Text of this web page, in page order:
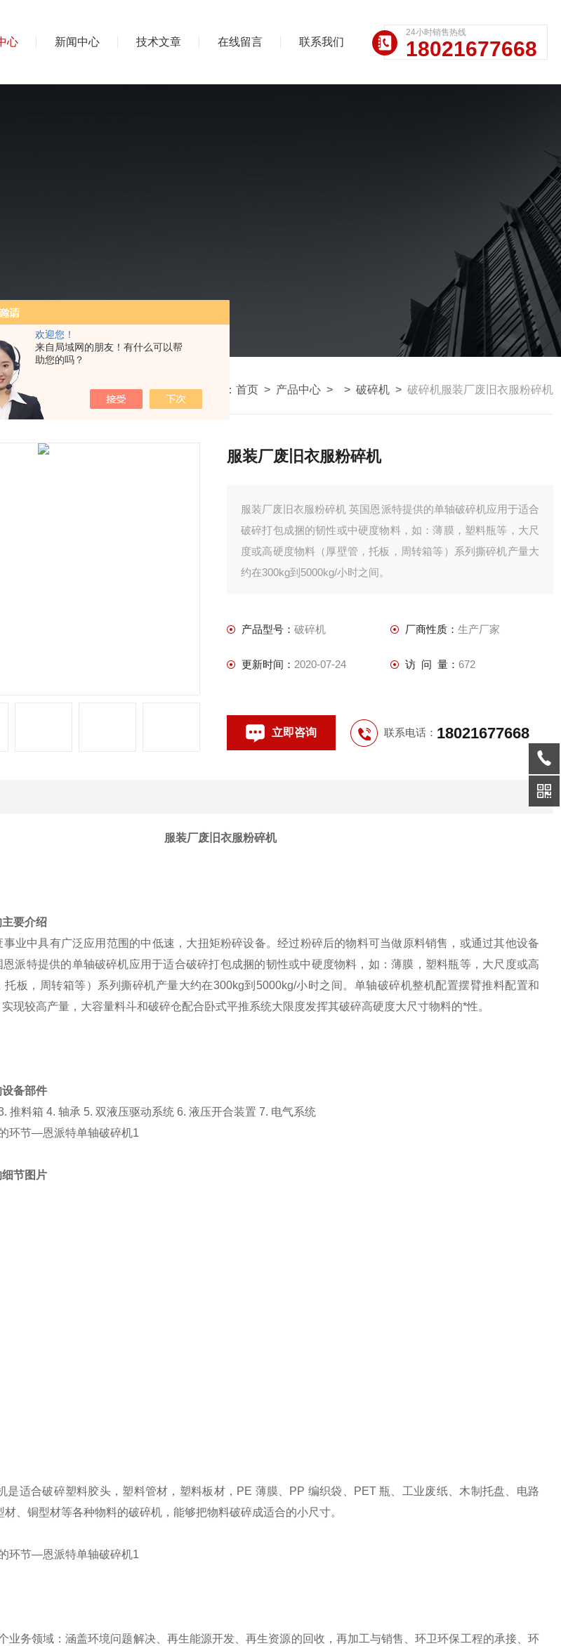
欢迎您！
来自局域网的朋友！有什么可以帮
助您的吗？
心 新闻中心 技术文章 在线留言 联系我们
24小时销售热线
18021677668
我的位置： 首页 > 产品中心 > > 破碎机 > 破碎机服装厂废旧衣服粉碎机
服装厂废旧衣服粉碎机
服装厂废旧衣服粉碎机 英国恩派特提供的单轴破碎机应用于适合
破碎打包成捆的韧性或中硬度物料，如：薄膜，塑料瓶等，大尺
度或高硬度物料（厚壁管，托板，周转箱等）系列撕碎机产量大
约在300kg到5000kg/小时之间。
产品型号： 破碎机 厂商性质： 生产厂家
更新时间： 2020-07-24 访 问 量： 672
立即咨询 联系电话： 18021677668
服装厂废旧衣服粉碎机
主要介绍
业中具有广泛应用范围的中低速，大扭矩粉碎设备。经过粉碎后的物料可当做原料销售，或通过其他设备
派特提供的单轴破碎机应用于适合破碎打包成捆的韧性或中硬度物料，如：薄膜，塑料瓶等，大尺度或高
托板，周转箱等）系列撕碎机产量大约在300kg到5000kg/小时之间。单轴破碎机整机配置摆臂推料配置和
现较高产量，大容量料斗和破碎仓配合卧式平推系统大限度发挥其破碎高硬度大尺寸物料的*性。
设备部件
推料箱 4. 轴承 5. 双液压驱动系统 6. 液压开合装置 7. 电气系统
细节图片
是适合破碎塑料胶头，塑料管材，塑料板材，PE 薄膜、PP 编织袋、PET 瓶、工业废纸、木制托盘、电路
、铜型材等各种物料的破碎机，能够把物料破碎成适合的小尺寸。
业务领域：涵盖环境问题解决、再生能源开发、再生资源的回收，再加工与销售、环卫环保工程的承接、环